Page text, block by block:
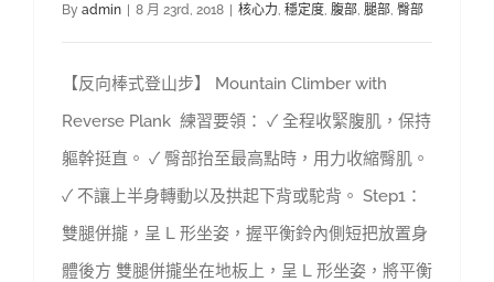
By admin | 8 月 23rd, 2018 | 核心力 穩定度 腹部 腿部 臀部
【反向棒式登山步】 Mountain Climber with
Reverse Plank 練習要領： ✓ 全程收緊腹肌，保持
軀幹挺直。 ✓ 臀部抬至最高點時，用力收縮臀肌。
✓ 不讓上半身轉動以及拱起下背或駝背。 Step1：
雙腿併攏，呈 L 形坐姿，握平衡鈴內側短把放置身
體後方 雙腿併攏坐在地板上，呈 L 形坐姿，將平衡